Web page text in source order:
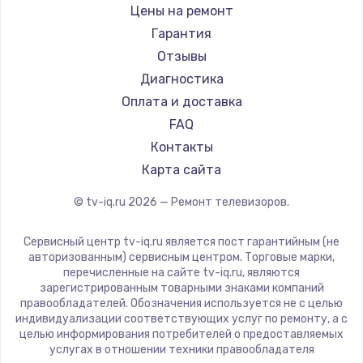
Замена видеокарты
1600 руб.
Ремонт разъема питания
880 руб.
Заказать
Замена видеочипа
Заказать
Замена северного моста
2600 руб.
Заказать
Daewoo
Centek
Telefunken
Hyundai
Doffler
Hiper
Grundig
HITACHI
Yandex
National
iFFALCON
Tuvio
Nord
Цены на ремонт
Гарантия
Отзывы
Диагностика
Оплата и доставка
FAQ
Контакты
Карта сайта
© tv-iq.ru 2026 — Ремонт телевизоров.
Сервисный центр tv-iq.ru является пост гарантийным (не
авторизованным) сервисным центром. Торговые марки,
перечисленные на сайте tv-iq.ru, являются
зарегистрированным товарными знаками компаний
правообладателей. Обозначения используется не с целью
индивидуализации соответствующих услуг по ремонту, а с
целью информирования потребителей о предоставляемых
услугах в отношении техники правообладателя